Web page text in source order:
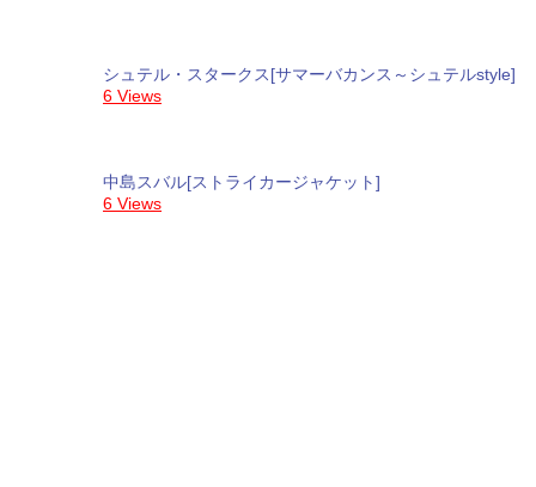
シュテル・スタークス[サマーバカンス～シュテルstyle]
6 Views
中島スバル[ストライカージャケット]
6 Views